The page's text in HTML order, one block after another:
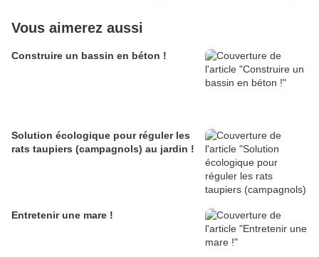
Vous aimerez aussi
Construire un bassin en béton !
Solution écologique pour réguler les
rats taupiers (campagnols) au jardin !
Entretenir une mare !